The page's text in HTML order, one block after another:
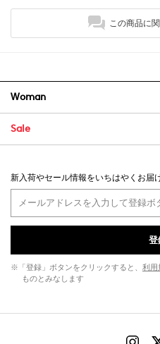
この商品に
Woman
Sale
新入荷やセール情報をいちはやくお届
登
※「登録」ボタンをクリックすると、 利用
ものとみなします